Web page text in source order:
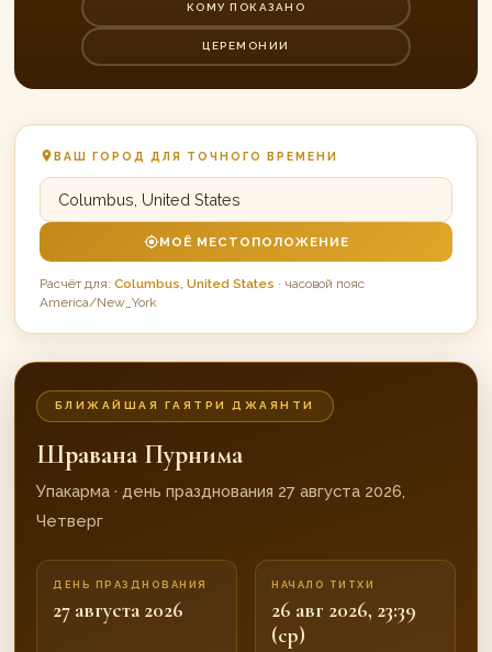
КОМУ ПОКАЗАНО
ЦЕРЕМОНИИ
ВАШ ГОРОД ДЛЯ ТОЧНОГО ВРЕМЕНИ
МОЁ МЕСТОПОЛОЖЕНИЕ
Расчёт для:Columbus, United States · часовой пояс
America/New_York
БЛИЖАЙШАЯ ГАЯТРИ ДЖАЯНТИ
Шравана Пурнима
Упакарма · день празднования 27 августа 2026,
Четверг
ДЕНЬ ПРАЗДНОВАНИЯ
27 августа 2026
НАЧАЛО ТИТХИ
26 авг 2026, 23:39
(ср)